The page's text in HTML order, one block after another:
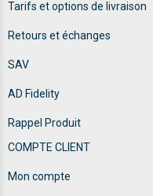
Tarifs et options de livraison
Retours et échanges
SAV
AD Fidelity
Rappel Produit
COMPTE CLIENT
Mon compte